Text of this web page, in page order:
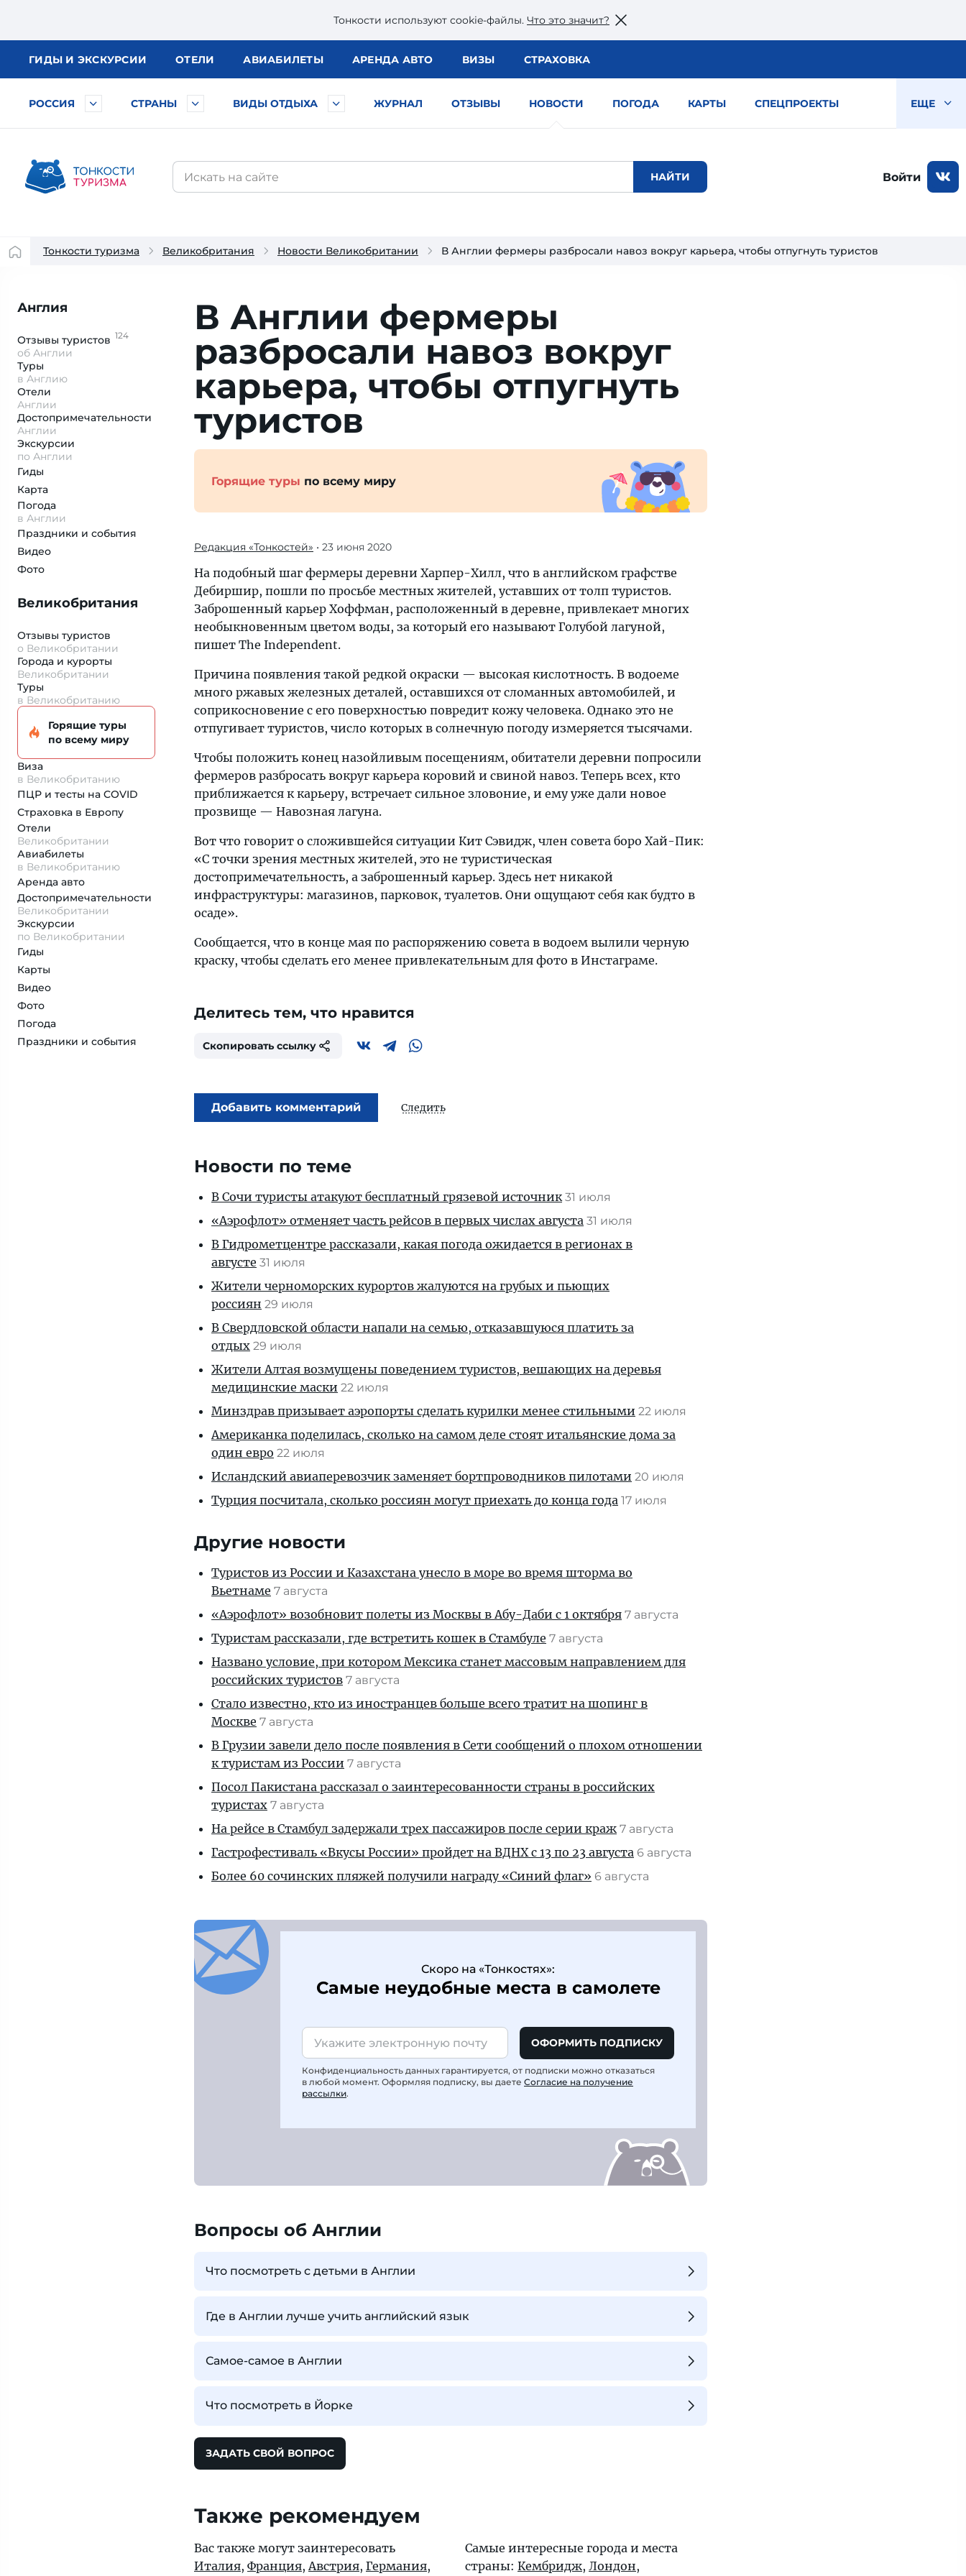
Тонкости используют сookie-файлы. Что это значит?
ГИДЫ И ЭКСКУРСИИ ОТЕЛИ АВИАБИЛЕТЫ АРЕНДА АВТО ВИЗЫ СТРАХОВКА
РОССИЯ СТРАНЫ ВИДЫ ОТДЫХА ЖУРНАЛ ОТЗЫВЫ НОВОСТИ ПОГОДА КАРТЫ СПЕЦПРОЕКТЫ ЕЩЕ
Войти
Тонкости туризма Великобритания Новости Великобритании В Англии фермеры разбросали навоз вокруг карьера, чтобы отпугнуть туристов
Англия
Отзывы туристов 124
об Англии
Туры
в Англию
Отели
Англии
Достопримеча­тельности
Англии
Экскурсии
по Англии
Гиды
Карта
Погода
в Англии
Праздники и события
Видео
Фото
Великобритания
Отзывы туристов
о Великобритании
Города и курорты
Великобритании
Туры
в Великобританию
Горящие туры
по всему миру
Виза
в Великобританию
ПЦР и тесты на COVID
Страховка в Европу
Отели
Великобритании
Авиабилеты
в Великобританию
Аренда авто
Достопримеча­тельности
Великобритании
Экскурсии
по Великобритании
Гиды
Карты
Видео
Фото
Погода
Праздники и события
В Англии фермеры
разбросали навоз вокруг
карьера, чтобы отпугнуть
туристов
Горящие туры по всему миру
Редакция «Тонкостей» • 23 июня 2020
На подобный шаг фермеры деревни Харпер-Хилл, что в английском графстве
Дебиршир, пошли по просьбе местных жителей, уставших от толп туристов.
Заброшенный карьер Хоффман, расположенный в деревне, привлекает многих
необыкновенным цветом воды, за который его называют Голубой лагуной,
пишет The Independent.
Причина появления такой редкой окраски — высокая кислотность. В водоеме
много ржавых железных деталей, оставшихся от сломанных автомобилей, и
соприкосновение с его поверхностью повредит кожу человека. Однако это не
отпугивает туристов, число которых в солнечную погоду измеряется тысячами.
Чтобы положить конец назойливым посещениям, обитатели деревни попросили
фермеров разбросать вокруг карьера коровий и свиной навоз. Теперь всех, кто
приближается к карьеру, встречает сильное зловоние, и ему уже дали новое
прозвище — Навозная лагуна.
Вот что говорит о сложившейся ситуации Кит Сэвидж, член совета боро Хай-Пик:
«С точки зрения местных жителей, это не туристическая
достопримечательность, а заброшенный карьер. Здесь нет никакой
инфраструктуры: магазинов, парковок, туалетов. Они ощущают себя как будто в
осаде».
Сообщается, что в конце мая по распоряжению совета в водоем вылили черную
краску, чтобы сделать его менее привлекательным для фото в Инстаграме.
Делитесь тем, что нравится
Скопировать ссылку
Добавить комментарий Следить
Новости по теме
В Сочи туристы атакуют бесплатный грязевой источник 31 июля
«Аэрофлот» отменяет часть рейсов в первых числах августа 31 июля
В Гидрометцентре рассказали, какая погода ожидается в регионах в
августе 31 июля
Жители черноморских курортов жалуются на грубых и пьющих
россиян 29 июля
В Свердловской области напали на семью, отказавшуюся платить за
отдых 29 июля
Жители Алтая возмущены поведением туристов, вешающих на деревья
медицинские маски 22 июля
Минздрав призывает аэропорты сделать курилки менее стильными 22 июля
Американка поделилась, сколько на самом деле стоят итальянские дома за
один евро 22 июля
Исландский авиаперевозчик заменяет бортпроводников пилотами 20 июля
Турция посчитала, сколько россиян могут приехать до конца года 17 июля
Другие новости
Туристов из России и Казахстана унесло в море во время шторма во
Вьетнаме 7 августа
«Аэрофлот» возобновит полеты из Москвы в Абу-Даби с 1 октября 7 августа
Туристам рассказали, где встретить кошек в Стамбуле 7 августа
Названо условие, при котором Мексика станет массовым направлением для
российских туристов 7 августа
Стало известно, кто из иностранцев больше всего тратит на шопинг в
Москве 7 августа
В Грузии завели дело после появления в Сети сообщений о плохом отношении
к туристам из России 7 августа
Посол Пакистана рассказал о заинтересованности страны в российских
туристах 7 августа
На рейсе в Стамбул задержали трех пассажиров после серии краж 7 августа
Гастрофестиваль «Вкусы России» пройдет на ВДНХ с 13 по 23 августа 6 августа
Более 60 сочинских пляжей получили награду «Синий флаг» 6 августа
Скоро на «Тонкостях»:
Самые неудобные места в самолете
ОФОРМИТЬ ПОДПИСКУ
Конфиденциальность данных гарантируется, от подписки можно отказаться
в любой момент. Оформляя подписку, вы даете Согласие на получение
рассылки.
Вопросы об Англии
Что посмотреть с детьми в Англии
Где в Англии лучше учить английский язык
Самое-самое в Англии
Что посмотреть в Йорке
ЗАДАТЬ СВОЙ ВОПРОС
Также рекомендуем
Вас также могут заинтересовать
Италия, Франция, Австрия, Германия,
Самые интересные города и места
страны: Кембридж, Лондон,